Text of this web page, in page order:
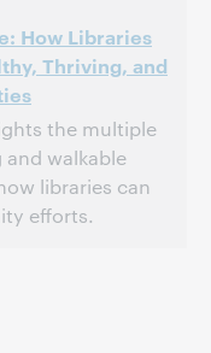
How Libraries
Thriving, and
the multiple
walkable
libraries can
efforts.